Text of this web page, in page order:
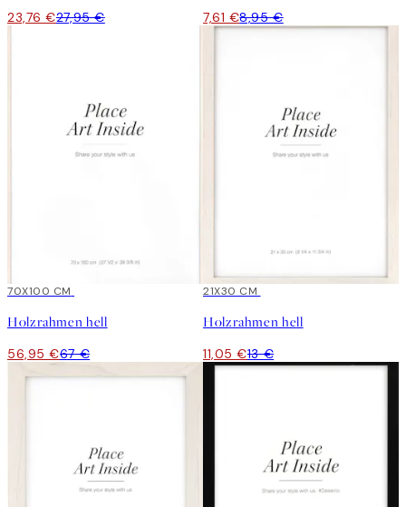
23,76 €27,95 € 7,61 €8,95 €
15%*
70X100 CM
Holzrahmen hell
56,95 €67 €
15%*
21X30 CM
Holzrahmen hell
11,05 €13 €